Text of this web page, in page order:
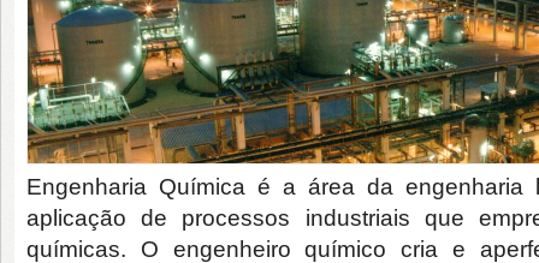
Engenharia Química é a área da engenharia
aplicação de processos industriais que
químicas. O engenheiro químico cria e